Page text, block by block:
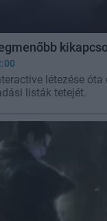
létezése
listák tetejét.